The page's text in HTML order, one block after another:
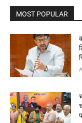
MOST POPULAR